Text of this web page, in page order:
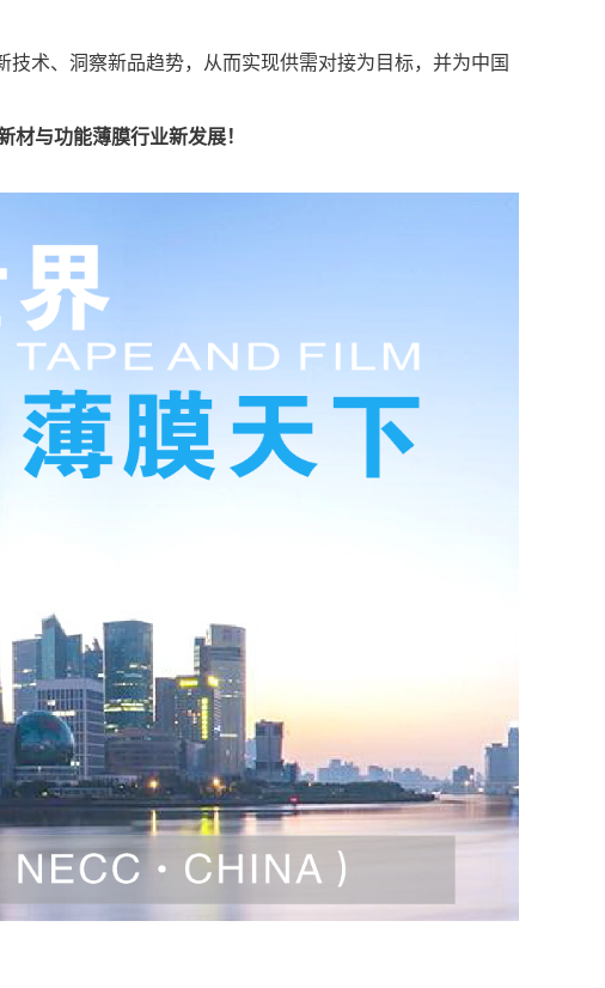
术、洞察新品趋势，从而实现供需对接为目标，并为中国
材与功能薄膜行业新发展！